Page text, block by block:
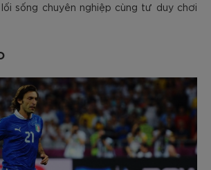
sống chuyên nghiệp cùng tư duy chơi